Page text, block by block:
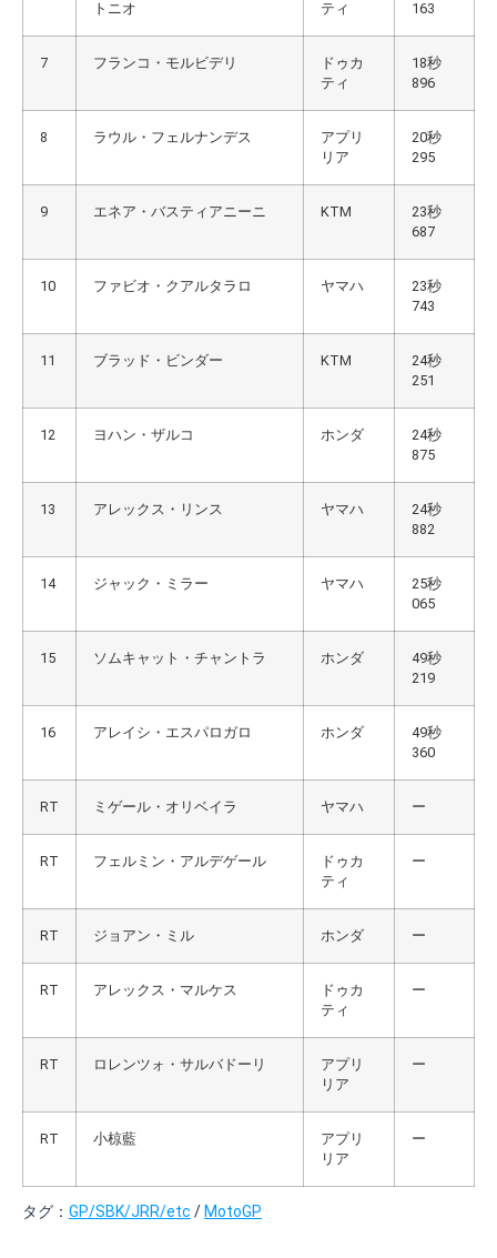
トニオ ティ 163
7 フランコ・モルビデリ
ドゥカ
ティ
18秒
896
8 ラウル・フェルナンデス
アプリ
リア
20秒
295
9 エネア・バスティアニーニ KTM
23秒
687
10 ファビオ・クアルタラロ ヤマハ
23秒
743
11 ブラッド・ビンダー KTM
24秒
251
12 ヨハン・ザルコ ホンダ
24秒
875
13 アレックス・リンス ヤマハ
24秒
882
14 ジャック・ミラー ヤマハ
25秒
065
15 ソムキャット・チャントラ ホンダ
49秒
219
16 アレイシ・エスパロガロ ホンダ
49秒
360
RT ミゲール・オリベイラ ヤマハ ー
RT フェルミン・アルデゲール
ドゥカ
ティ
ー
RT ジョアン・ミル ホンダ ー
RT アレックス・マルケス
ドゥカ
ティ
ー
RT ロレンツォ・サルバドーリ
アプリ
リア
ー
RT 小椋藍
アプリ
リア
ー
タグ： GP/SBK/JRR/etc / MotoGP